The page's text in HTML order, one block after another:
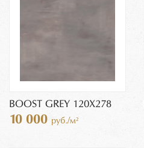
BOOST GREY 120X278
10 000 руб./м²